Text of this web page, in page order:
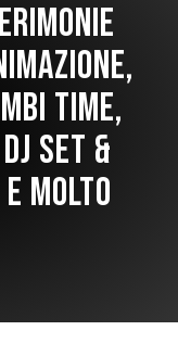
TIME,
SET &
MOLTO